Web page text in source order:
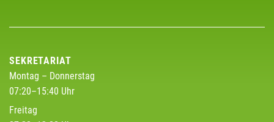
SEKRETARIAT
Montag – Donnerstag
07:20–15:40 Uhr
Freitag